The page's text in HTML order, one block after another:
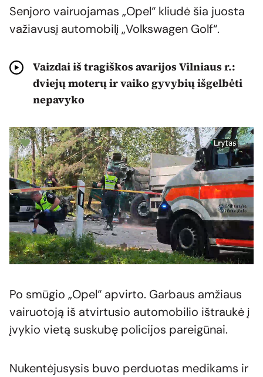
Senjoro vairuojamas „Opel“ kliudė šia juosta
važiavusį automobilį „Volkswagen Golf“.
Vaizdai iš tragiškos avarijos Vilniaus r.:
dviejų moterų ir vaiko gyvybių išgelbėti
nepavyko
Po smūgio „Opel“ apvirto. Garbaus amžiaus
vairuotoją iš atvirtusio automobilio ištraukė į
įvykio vietą suskubę policijos pareigūnai.
Nukentėjusysis buvo perduotas medikams ir